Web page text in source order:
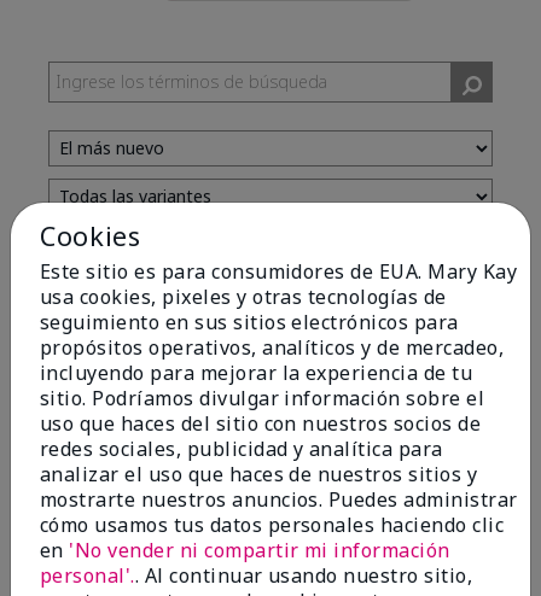
Evaluado por 13 clientes
5
Yeh! I really works
EnviadoHace 4 meses
porChar
deDetroit, Mi
Evaluado en
marykay.com/en-us/
I ski all winter and since adding this to my progam
Cookies
Este sitio es para consumidores de EUA. Mary Kay
usa cookies, pixeles y otras tecnologías de
seguimiento en sus sitios electrónicos para
propósitos operativos, analíticos y de mercadeo,
incluyendo para mejorar la experiencia de tu
sitio. Podríamos divulgar información sobre el
uso que haces del sitio con nuestros socios de
redes sociales, publicidad y analítica para
analizar el uso que haces de nuestros sitios y
mostrarte nuestros anuncios. Puedes administrar
cómo usamos tus datos personales haciendo clic
en 'No vender ni compartir mi información
personal'.. Al continuar usando nuestro sitio,